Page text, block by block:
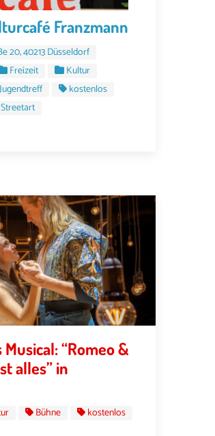
Franzmann
20, 40213 Düsseldorf
Freizeit
Kultur
Jugendtreff
kostenlos
Streetart
“Romeo &
alles” in
Bühne
kostenlos